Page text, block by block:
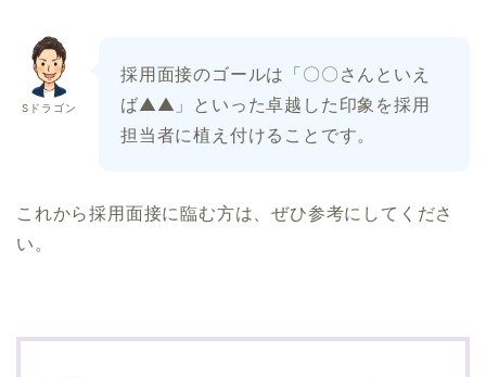
Sドラゴン
採用面接のゴールは「〇〇さんといえ
ば▲▲」といった卓越した印象を採用
担当者に植え付けることです。
これから採用面接に臨む方は、ぜひ参考にしてくださ
い。